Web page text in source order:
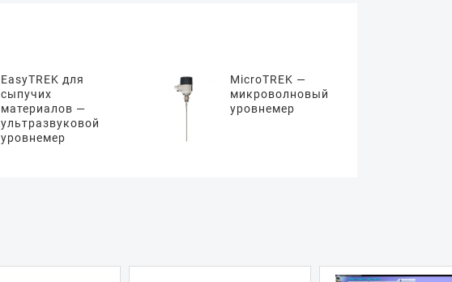
EasyTREK для
сыпучих
материалов —
ультразвуковой
уровнемер
MicroTREK —
микроволновый
уровнемер